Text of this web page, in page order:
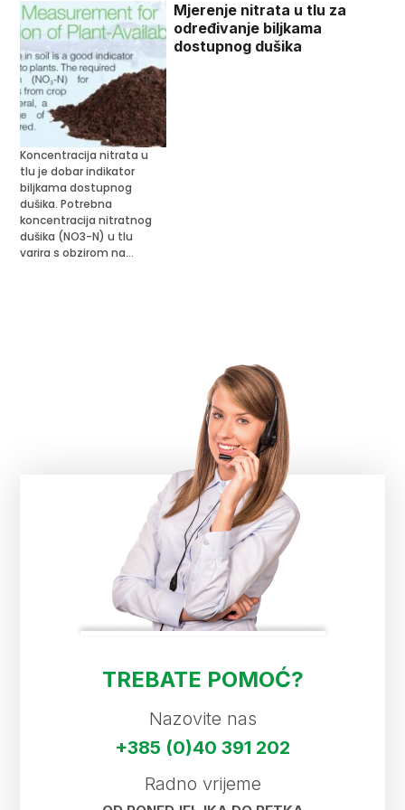
Mjerenje nitrata u tlu za
određivanje biljkama
dostupnog dušika
Koncentracija nitrata u
tlu je dobar indikator
biljkama dostupnog
dušika. Potrebna
koncentracija nitratnog
dušika (NO3-N) u tlu
varira s obzirom na...
TREBATE POMOĆ?
Nazovite nas
+385 (0)40 391 202
Radno vrijeme